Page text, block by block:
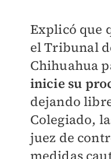
Explicó que
el Tribunal
Chihuahua
inicie su
dejando
Colegiado,
juez de